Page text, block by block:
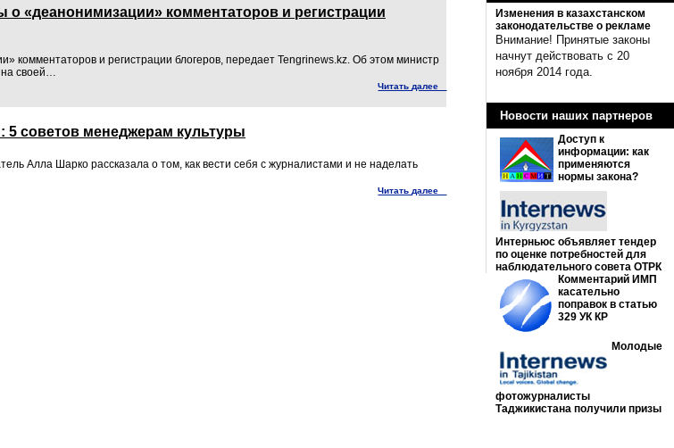
Изменения в казахстанском
законодательстве о рекламе
Внимание! Принятые законы
начнут действовать с 20
ноября 2014 года.
Новости наших партнеров
Доступ к
информации: как
применяются
нормы закона?
Интерньюс объявляет тендер
по оценке потребностей для
наблюдательного совета ОТРК
Комментарий ИМП
касательно
поправок в статью
329 УК КР
Молодые
фотожурналисты
Таджикистана получили призы
«деанонимизации» комментаторов и регистрации
комментаторов и регистрации блогеров, передает Tengrinews.kz. Об этом министр
своей…
Читать далее
5 советов менеджерам культуры
Алла Шарко рассказала о том, как вести себя с журналистами и не наделать
Читать далее